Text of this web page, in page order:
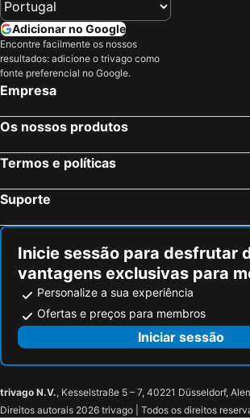
Adicionar no Google
Encontre facilmente os nossos
resultados: adicione o trivago como
fonte preferencial no Google.
Empresa
Os nossos produtos
Termos e políticas
Suporte
Inicie sessão para desfrutar
vantagens exclusivas para
Personalize a sua experiência
Ofertas e preços para membros
Iniciar sessão
trivago N.V., Kesselstraße 5 – 7, 40221 Düsseldorf,
Direitos autorais 2026 trivago | Todos os direitos